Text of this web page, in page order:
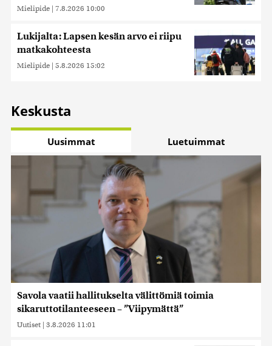
Mielipide | 7.8.2026 10:00
Lukijalta: Lapsen kesän arvo ei riipu
matkakohteesta
Mielipide | 5.8.2026 15:02
Keskusta
Uusimmat Luetuimmat
Savola vaatii hallitukselta välittömiä toimia
sikaruttotilanteeseen – ”Viipymättä”
Uutiset | 3.8.2026 11:01